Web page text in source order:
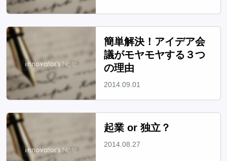
簡単解決！アイデア会
議がモヤモヤする３つ
の理由
2014.09.01
起業 or 独立？
2014.08.27